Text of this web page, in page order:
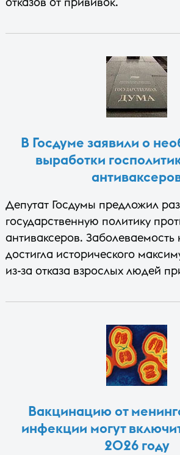
В Госдуме заявили о
выработки
Депутат Госдумы предложил
государственную политику
антиваксеров.
достигла исторического
из-за отказа взрослых людей
Вакцинацию от
инфекции могут
2026 году